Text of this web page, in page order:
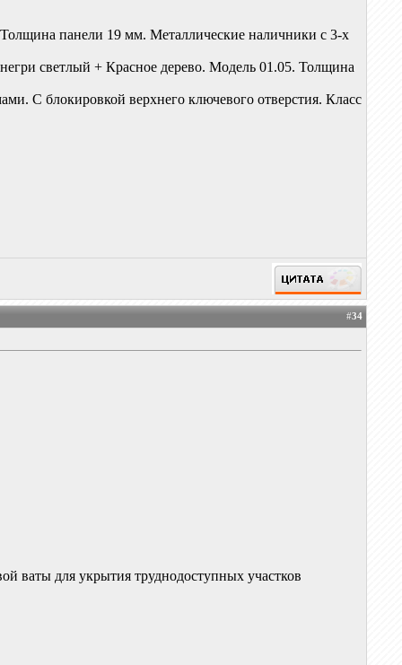
панели 19 мм. Металлические наличники с 3-х
светлый + Красное дерево. Модель 01.05. Толщина
С блокировкой верхнего ключевого отверстия. Класс
#34
ваты для укрытия труднодоступных участков